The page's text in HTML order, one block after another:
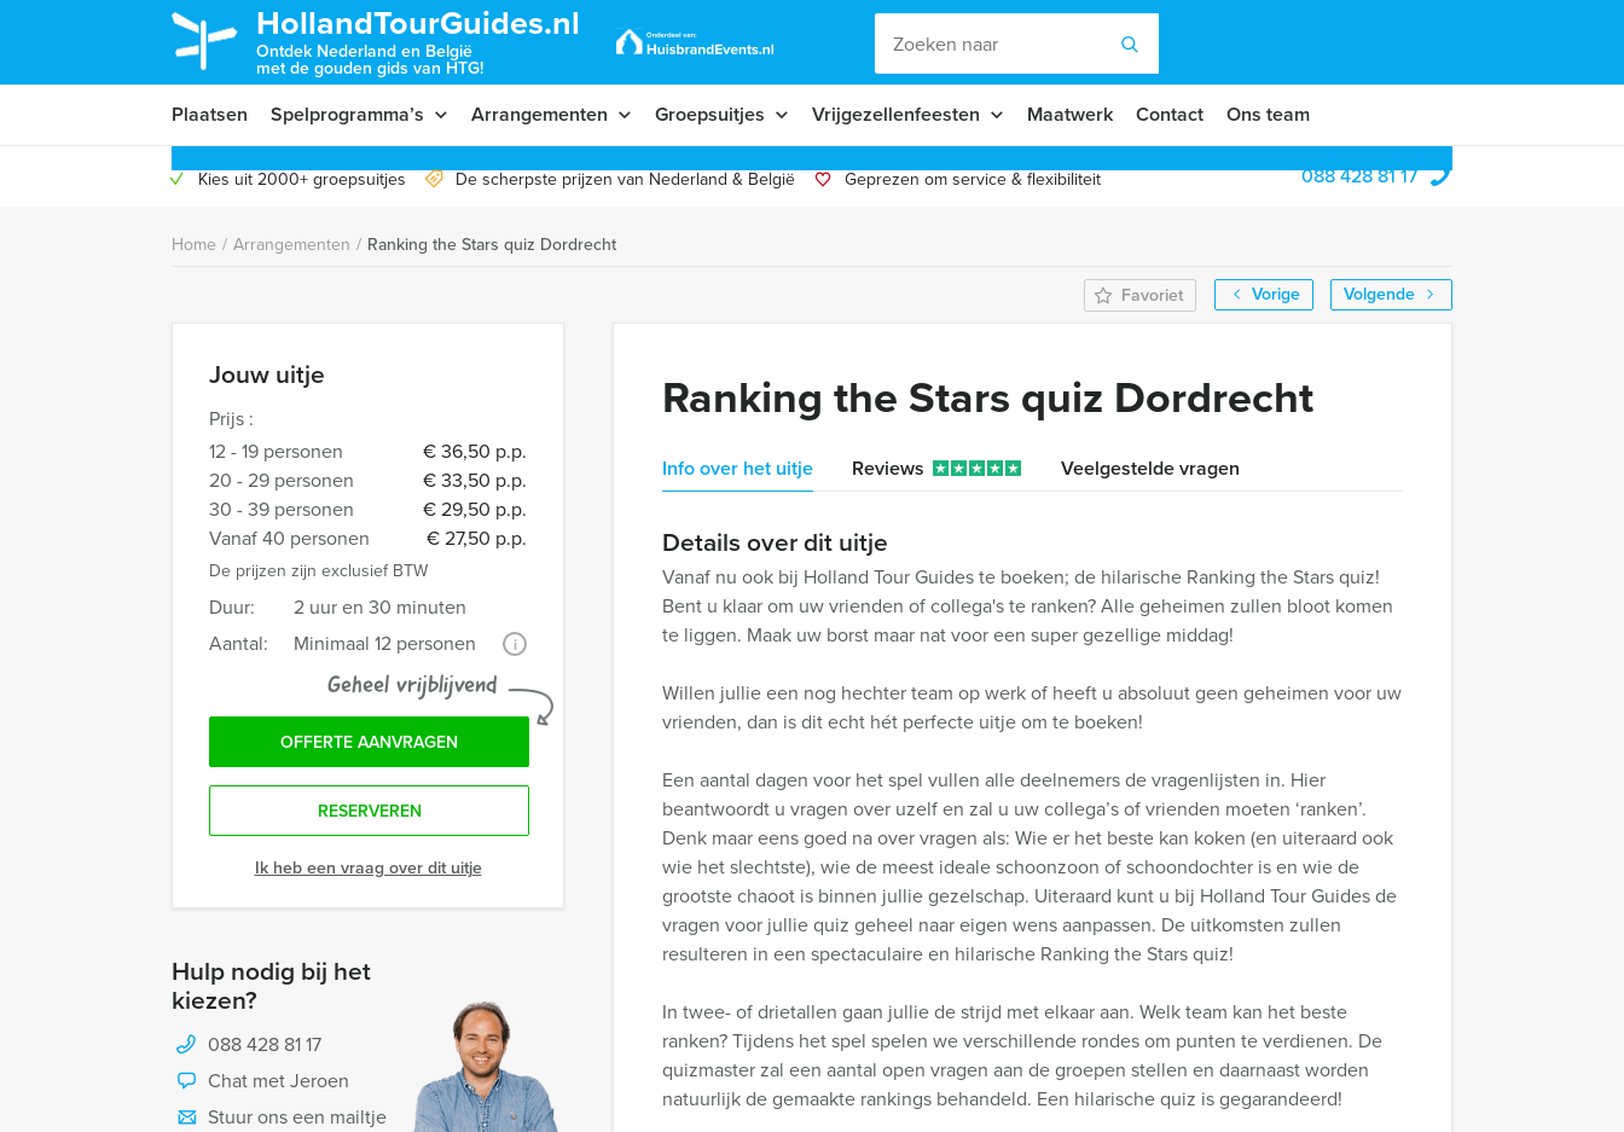
HollandTourGuides.nl
Ontdek Nederland en België
met de gouden gids van HTG!
Plaatsen Spelprogramma’s Arrangementen Groepsuitjes Vrijgezellenfeesten Maatwerk Contact Ons team
Kies uit 2000+ groepsuitjes De scherpste prijzen van Nederland & België Geprezen om service & flexibiliteit 088 428 81 17
Home / Arrangementen / Ranking the Stars quiz Dordrecht
Vorige
Volgende
Favoriet
Jouw uitje
Prijs :
12 - 19 personen
€ 36,50 p.p.
20 - 29 personen
€ 33,50 p.p.
30 - 39 personen
€ 29,50 p.p.
Vanaf 40 personen
€ 27,50 p.p.
De prijzen zijn exclusief BTW
Duur:
2 uur en 30 minuten
Aantal:
Minimaal 12 personen i
Geheel vrijblijvend
OFFERTE AANVRAGEN
RESERVEREN
Ik heb een vraag over dit uitje
Hulp nodig bij het
kiezen?
088 428 81 17
Chat met Jeroen
Stuur ons een mailtje
Ranking the Stars quiz Dordrecht
Info over het uitje Reviews Veelgestelde vragen
Details over dit uitje
Vanaf nu ook bij Holland Tour Guides te boeken; de hilarische Ranking the Stars quiz!
Bent u klaar om uw vrienden of collega's te ranken? Alle geheimen zullen bloot komen
te liggen. Maak uw borst maar nat voor een super gezellige middag!
Willen jullie een nog hechter team op werk of heeft u absoluut geen geheimen voor uw
vrienden, dan is dit echt hét perfecte uitje om te boeken!
Een aantal dagen voor het spel vullen alle deelnemers de vragenlijsten in. Hier
beantwoordt u vragen over uzelf en zal u uw collega’s of vrienden moeten ‘ranken’.
Denk maar eens goed na over vragen als: Wie er het beste kan koken (en uiteraard ook
wie het slechtste), wie de meest ideale schoonzoon of schoondochter is en wie de
grootste chaoot is binnen jullie gezelschap. Uiteraard kunt u bij Holland Tour Guides de
vragen voor jullie quiz geheel naar eigen wens aanpassen. De uitkomsten zullen
resulteren in een spectaculaire en hilarische Ranking the Stars quiz!
In twee- of drietallen gaan jullie de strijd met elkaar aan. Welk team kan het beste
ranken? Tijdens het spel spelen we verschillende rondes om punten te verdienen. De
quizmaster zal een aantal open vragen aan de groepen stellen en daarnaast worden
natuurlijk de gemaakte rankings behandeld. Een hilarische quiz is gegarandeerd!